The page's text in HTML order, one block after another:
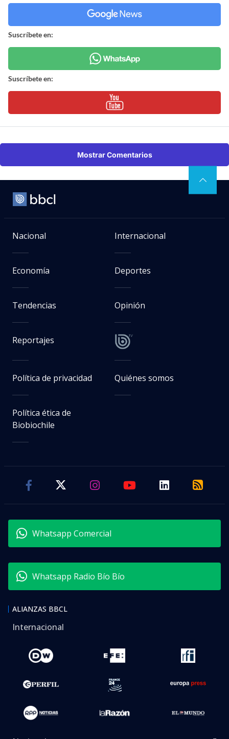
Suscríbete en:
Suscríbete en:
Mostrar Comentarios
Nacional Internacional
Economía Deportes
Tendencias Opinión
Reportajes
Política de privacidad Quiénes somos
Política ética de
Biobiochile
Whatsapp Comercial
Whatsapp Radio Bío Bío
ALIANZAS BBCL
Internacional